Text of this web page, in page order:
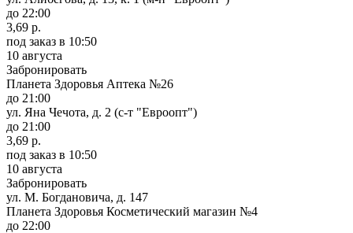
до 22:00
3,69 р.
под заказ в 10:50
10 августа
Забронировать
Планета Здоровья Аптека №26
до 21:00
ул. Яна Чечота, д. 2 (с-т "Евроопт")
до 21:00
3,69 р.
под заказ в 10:50
10 августа
Забронировать
ул. М. Богдановича, д. 147
Планета Здоровья Косметический магазин №4
до 22:00